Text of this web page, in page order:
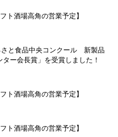
ト酒場高角の営業予定】
さと食品中央コンクール 新製品
ー会長賞」を受賞しました！
ト酒場高角の営業予定】
ト酒場高角の営業予定】